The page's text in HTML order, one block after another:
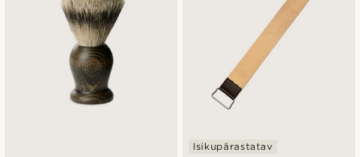
Isikupärastatav